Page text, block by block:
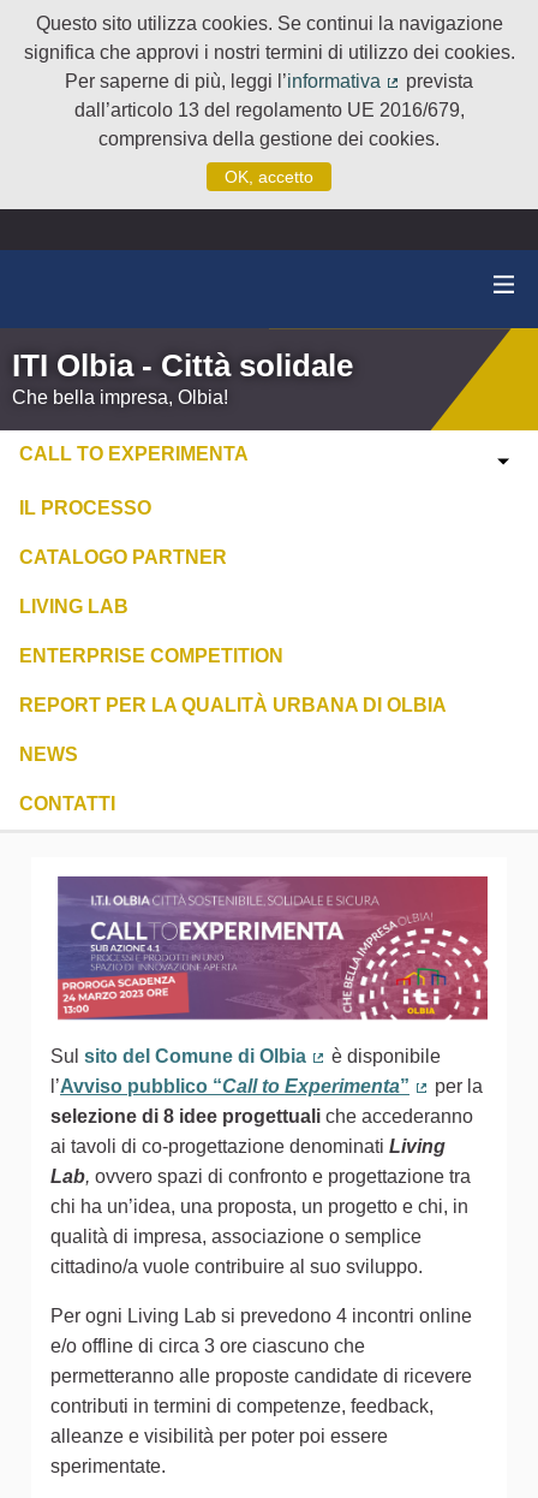
Questo sito utilizza cookies. Se continui la navigazione
significa che approvi i nostri termini di utilizzo dei cookies.
Per saperne di più, leggi l’informativa
(Collegamento
prevista
dall’articolo 13 del regolamento UE 2016/679,
comprensiva della gestione dei cookies.
OK, accetto
ITI Olbia - Città solidale
Che bella impresa, Olbia!
CALL TO EXPERIMENTA
IL PROCESSO
CATALOGO PARTNER
LIVING LAB
ENTERPRISE COMPETITION
REPORT PER LA QUALITÀ URBANA DI OLBIA
NEWS
CONTATTI
Sul sito del Comune di Olbia
(Collegamento esterno)
è disponibile
l’Avviso pubblico “Call to Experimenta”
per la
selezione di 8 idee progettuali che accederanno
ai tavoli di co-progettazione denominati Living
Lab, ovvero spazi di confronto e progettazione tra
chi ha un’idea, una proposta, un progetto e chi, in
qualità di impresa, associazione o semplice
cittadino/a vuole contribuire al suo sviluppo.
Per ogni Living Lab si prevedono 4 incontri online
e/o offline di circa 3 ore ciascuno che
permetteranno alle proposte candidate di ricevere
contributi in termini di competenze, feedback,
alleanze e visibilità per poter poi essere
sperimentate.